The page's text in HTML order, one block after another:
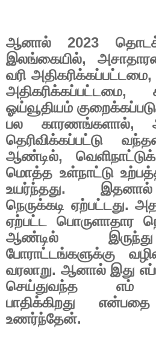
ஆனால் 2023
இலங்கையில்,
வரி அதிகரிக்கப்பட்டமை,
அதிகரிக்கப்பட்டமை,
ஓய்வூதியம்
பல
காரணங்களால்,
தெரிவிக்கப்பட்டு
ஆண்டில்,வெளிநாட்டுக்
மொத்த உள்நாட்டு
உயர்ந்தது. இதனால்
நெருக்கடி ஏற்பட்டது.
ஏற்பட்ட பொருளாதார
ஆண்டில்
இருந்து
போராட்டங்களுக்கு
வரலாறு. ஆனால் இது
செய்துவந்த
எம்
பாதிக்கிறது
என்பதை
உணர்ந்தேன்.